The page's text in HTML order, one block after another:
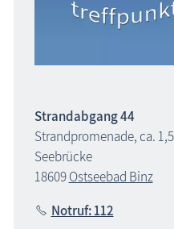
Strandabgang 44
Strandpromenade, ca.
Seebrücke
18609Ostseebad Binz
Notruf: 112